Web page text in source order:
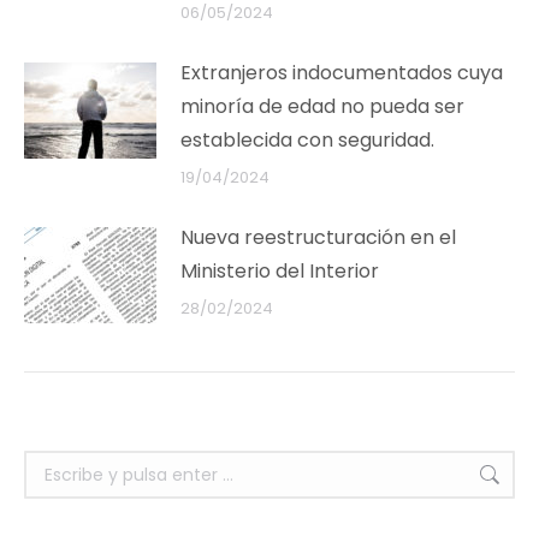
06/05/2024
Extranjeros indocumentados cuya
minoría de edad no pueda ser
establecida con seguridad.
19/04/2024
Nueva reestructuración en el
Ministerio del Interior
28/02/2024
Buscar: